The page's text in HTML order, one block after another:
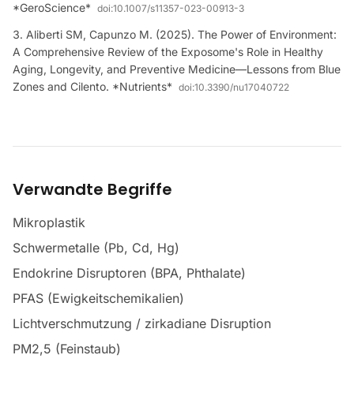
*GeroScience* doi:10.1007/s11357-023-00913-3
Aliberti SM, Capunzo M. (2025). The Power of Environment:
A Comprehensive Review of the Exposome's Role in Healthy
Aging, Longevity, and Preventive Medicine—Lessons from Blue
Zones and Cilento. *Nutrients* doi:10.3390/nu17040722
Verwandte Begriffe
Mikroplastik
Schwermetalle (Pb, Cd, Hg)
Endokrine Disruptoren (BPA, Phthalate)
PFAS (Ewigkeitschemikalien)
Lichtverschmutzung / zirkadiane Disruption
PM2,5 (Feinstaub)